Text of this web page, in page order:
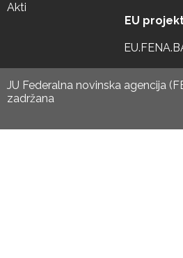
Akti
EU
JU Federalna novinska agencija
zadržana